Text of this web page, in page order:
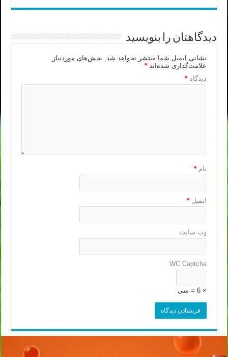
دیدگاهتان را بنویسید
نشانی ایمیل شما منتشر نخواهد شد. بخش‌های موردنیاز
علامت‌گذاری شده‌اند*
دیدگاه*
نام*
ایمیل*
وب‌ سایت
WC Captcha
× 6 = سی